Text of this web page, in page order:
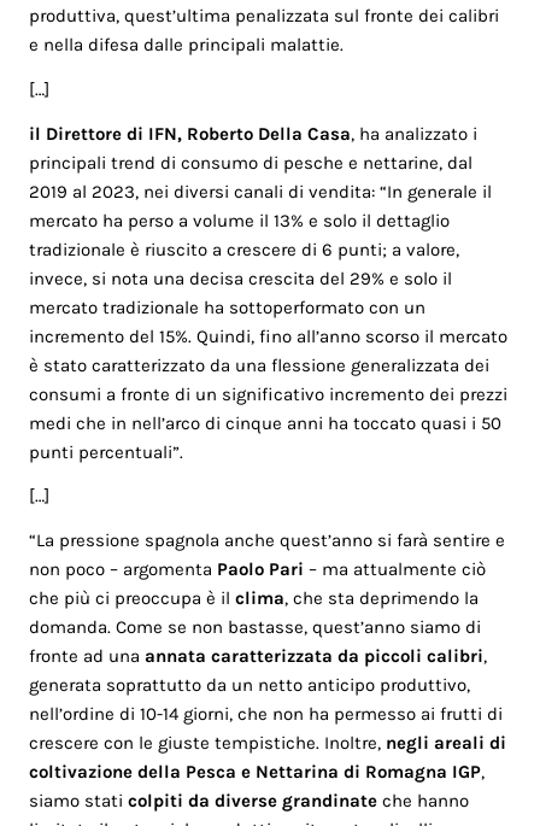
produttiva, quest’ultima penalizzata sul fronte dei calibri
e nella difesa dalle principali malattie.
[…]
il Direttore di IFN, Roberto Della Casa, ha analizzato i
principali trend di consumo di pesche e nettarine, dal
2019 al 2023, nei diversi canali di vendita: “In generale il
mercato ha perso a volume il 13% e solo il dettaglio
tradizionale è riuscito a crescere di 6 punti; a valore,
invece, si nota una decisa crescita del 29% e solo il
mercato tradizionale ha sottoperformato con un
incremento del 15%. Quindi, fino all’anno scorso il mercato
è stato caratterizzato da una flessione generalizzata dei
consumi a fronte di un significativo incremento dei prezzi
medi che in nell’arco di cinque anni ha toccato quasi i 50
punti percentuali”.
[…]
“La pressione spagnola anche quest’anno si farà sentire e
non poco – argomenta Paolo Pari– ma attualmente ciò
che più ci preoccupa è ilclima, che sta deprimendo la
domanda. Come se non bastasse, quest’anno siamo di
fronte ad unaannata caratterizzata da piccoli calibri,
generata soprattutto da un netto anticipo produttivo,
nell’ordine di 10-14 giorni, che non ha permesso ai frutti di
crescere con le giuste tempistiche. Inoltre, negli areali di
coltivazione della Pesca e Nettarina di Romagna IGP,
siamo staticolpiti da diverse grandinate che hanno